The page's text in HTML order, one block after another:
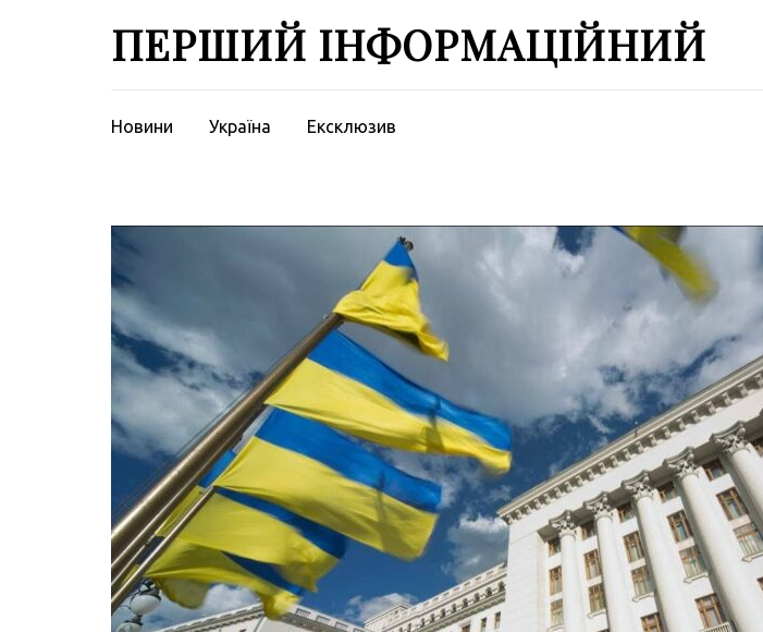
ПЕРШИЙ ІНФОРМАЦІЙНИЙ
Новини Україна Ексклюзив